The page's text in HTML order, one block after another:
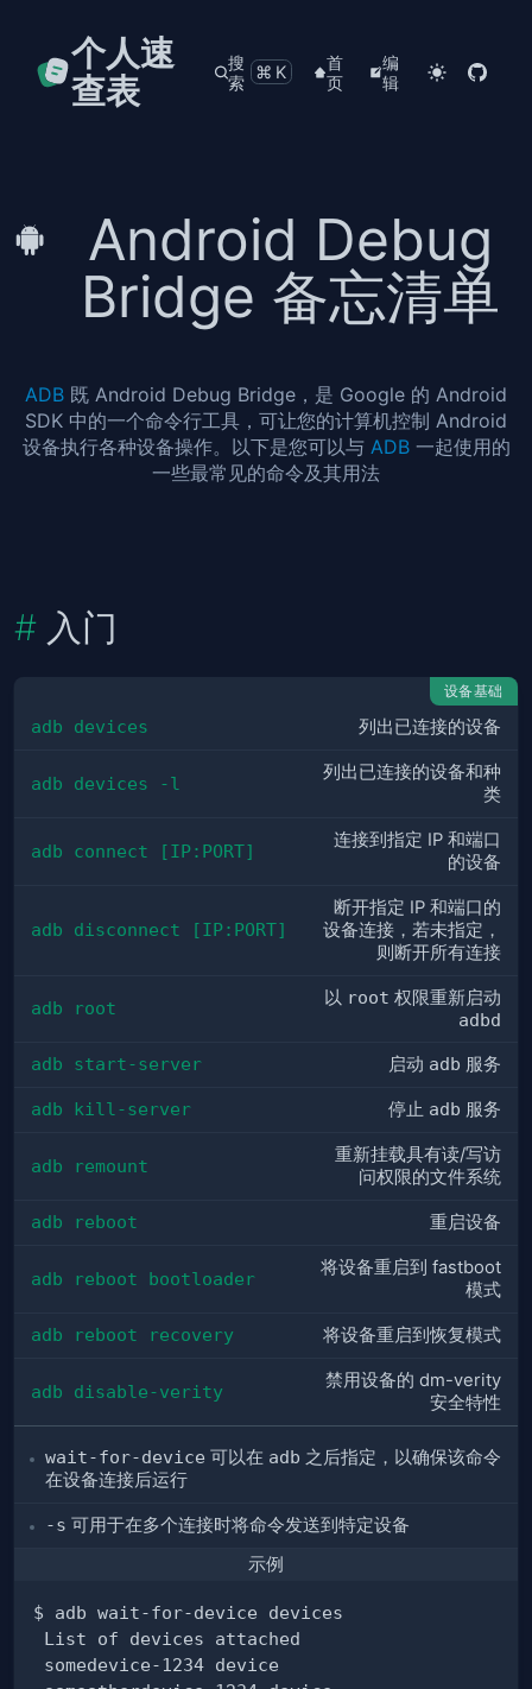
个人速
查表
搜
索 ⌘K
首
页
编
辑
Android Debug
Bridge 备忘清单
ADB 既 Android Debug Bridge，是 Google 的 Android
SDK 中的一个命令行工具，可让您的计算机控制 Android
设备执行各种设备操作。以下是您可以与 ADB一起使用的
一些最常见的命令及其用法
入门
设备基础
adb devices 列出已连接的设备
adb devices -l
列出已连接的设备和种
类
adb connect [IP:PORT]
连接到指定 IP 和端口
的设备
adb disconnect [IP:PORT]
断开指定 IP 和端口的
设备连接，若未指定，
则断开所有连接
adb root 以 root 权限重新启动
adbd
adb start-server 启动 adb 服务
adb kill-server 停止 adb 服务
adb remount
重新挂载具有读/写访
问权限的文件系统
adb reboot 重启设备
adb reboot bootloader
将设备重启到 fastboot
模式
adb reboot recovery 将设备重启到恢复模式
adb disable-verity
禁用设备的 dm-verity
安全特性
wait-for-device 可以在 adb 之后指定，以确保该命令
在设备连接后运行
-s 可用于在多个连接时将命令发送到特定设备
示例